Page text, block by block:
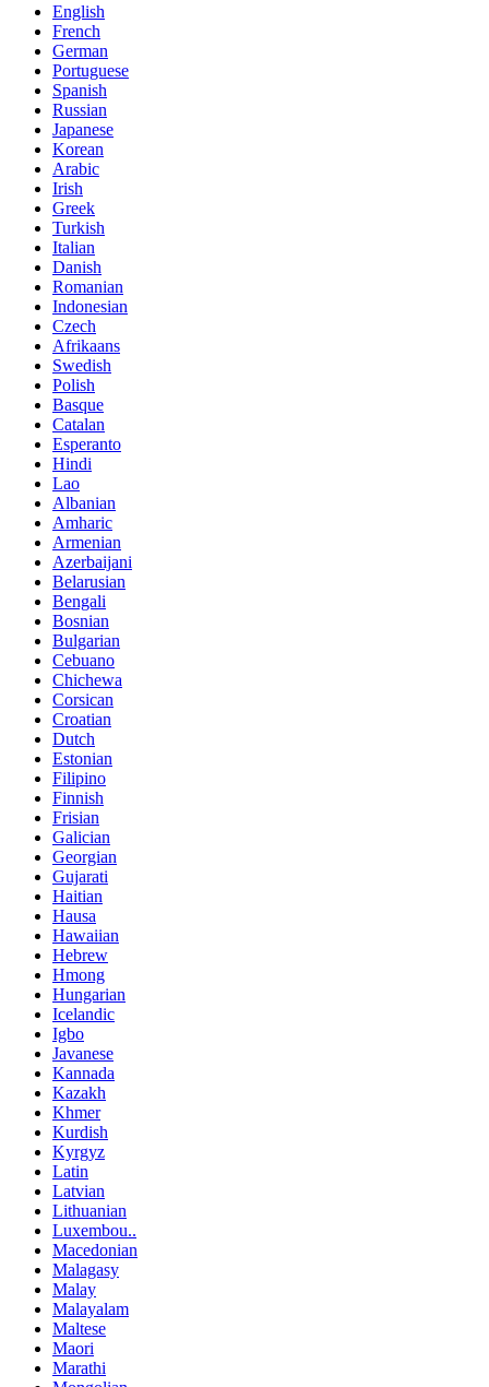
English
French
German
Portuguese
Spanish
Russian
Japanese
Korean
Arabic
Irish
Greek
Turkish
Italian
Danish
Romanian
Indonesian
Czech
Afrikaans
Swedish
Polish
Basque
Catalan
Esperanto
Hindi
Lao
Albanian
Amharic
Armenian
Azerbaijani
Belarusian
Bengali
Bosnian
Bulgarian
Cebuano
Chichewa
Corsican
Croatian
Dutch
Estonian
Filipino
Finnish
Frisian
Galician
Georgian
Gujarati
Haitian
Hausa
Hawaiian
Hebrew
Hmong
Hungarian
Icelandic
Igbo
Javanese
Kannada
Kazakh
Khmer
Kurdish
Kyrgyz
Latin
Latvian
Lithuanian
Luxembou..
Macedonian
Malagasy
Malay
Malayalam
Maltese
Maori
Marathi